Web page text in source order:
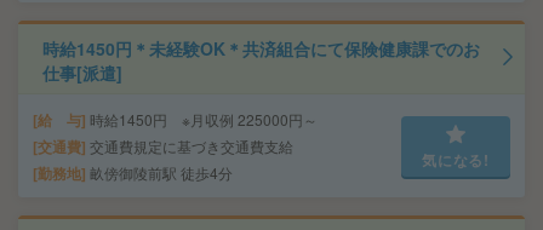
時給1450円＊未経験OK＊共済組合にて保険健康課でのお
仕事[派遣]
給 与 時給1450円 ※月収例 225000円～
交通費 交通費規定に基づき交通費支給
勤務地 畝傍御陵前駅 徒歩4分
気になる!